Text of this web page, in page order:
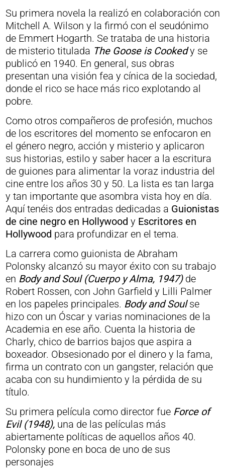
Su primera novela la realizó en colaboración con
Mitchell A. Wilson y la firmó con el seudónimo
de Emmert Hogarth. Se trataba de una historia
de misterio titulada The Goose is Cookedy se
publicó en 1940. En general, sus obras
presentan una visión fea y cínica de la sociedad,
donde el rico se hace más rico explotando al
pobre.
Como otros compañeros de profesión, muchos
de los escritores del momento se enfocaron en
el género negro, acción y misterio y aplicaron
sus historias, estilo y saber hacer a la escritura
de guiones para alimentar la voraz industria del
cine entre los años 30 y 50. La lista es tan larga
y tan importante que asombra vista hoy en día.
Aquí tenéis dos entradas dedicadas a Guionistas
de cine negro en Hollywood y Escritores en
Hollywood para profundizar en el tema.
La carrera como guionista de Abraham
Polonsky alcanzó su mayor éxito con su trabajo
en Body and Soul (Cuerpo y Alma, 1947)de
Robert Rossen, con John Garfield y Lilli Palmer
en los papeles principales. Body and Soulse
hizo con un Óscar y varias nominaciones de la
Academia en ese año. Cuenta la historia de
Charly, chico de barrios bajos que aspira a
boxeador. Obsesionado por el dinero y la fama,
firma un contrato con un gangster, relación que
acaba con su hundimiento y la pérdida de su
título.
Su primera película como director fue Force of
Evil (1948), una de las películas más
abiertamente políticas de aquellos años 40.
Polonsky pone en boca de uno de sus
personajes